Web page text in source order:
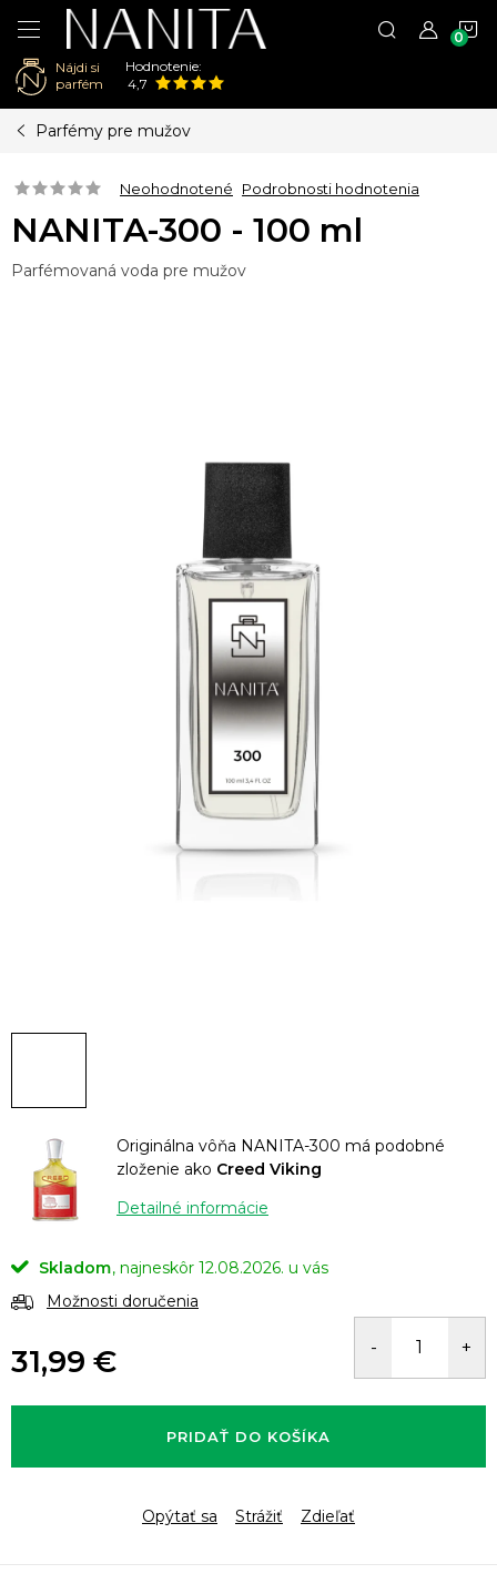
Nájdi si
parfém
Hodnotenie:
4,7
Parfémy pre mužov
Neohodnotené Podrobnosti hodnotenia
NANITA-300 - 100 ml
Parfémovaná voda pre mužov
Originálna vôňa NANITA-300 má podobné
zloženie ako Creed Viking
Detailné informácie
Skladom
12.08.2026.
Možnosti doručenia
31,99 €
cena:
PRIDAŤ DO KOŠÍKA
Opýtať sa Strážiť Zdieľať